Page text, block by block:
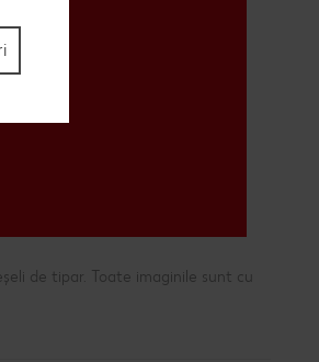
de tipar. Toate imaginile sunt cu